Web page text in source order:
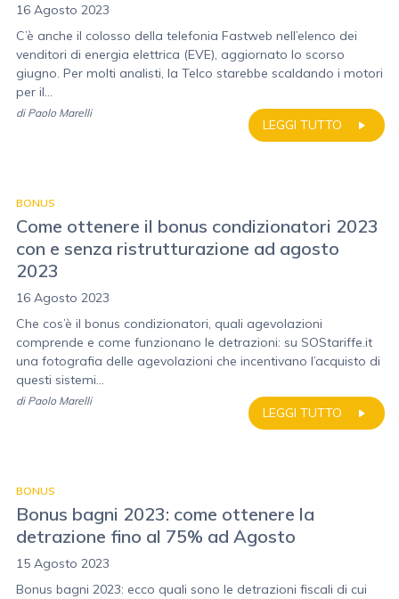
16 Agosto 2023
C’è anche il colosso della telefonia Fastweb nell’elenco dei
venditori di energia elettrica (EVE), aggiornato lo scorso
giugno. Per molti analisti, la Telco starebbe scaldando i motori
per il...
LEGGI TUTTO
di Paolo Marelli
BONUS
Come ottenere il bonus condizionatori 2023
con e senza ristrutturazione ad agosto
2023
16 Agosto 2023
Che cos’è il bonus condizionatori, quali agevolazioni
comprende e come funzionano le detrazioni: su SOStariffe.it
una fotografia delle agevolazioni che incentivano l’acquisto di
questi sistemi...
LEGGI TUTTO
di Paolo Marelli
BONUS
Bonus bagni 2023: come ottenere la
detrazione fino al 75% ad Agosto
15 Agosto 2023
Bonus bagni 2023: ecco quali sono le detrazioni fiscali di cui